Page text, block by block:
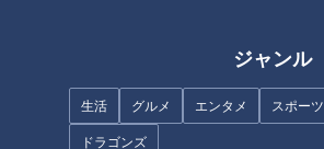
ジャンル
生活 グルメ エンタメ スポーツ
ドラゴンズ
CBCテレビ『花咲かタイムズ』うなずキング